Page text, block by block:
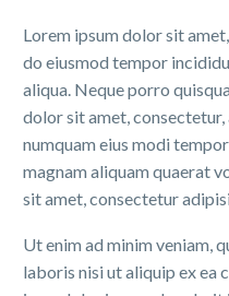
Lorem ipsum dolor sit
do eiusmod tempor
aliqua. Neque porro
dolor sit amet,
numquam eius modi
magnam aliquam quaerat
sit amet, consectetur
Ut enim ad minim veniam,
laboris nisi ut aliquip ex ea